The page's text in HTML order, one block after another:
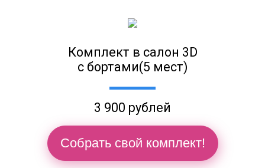
Комплект в салон 3D
с бортами(5 мест)
3 900 рублей
Собрать свой комплект!